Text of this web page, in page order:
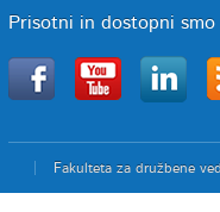
Prisotni in dostopni
Fakulteta za družbene